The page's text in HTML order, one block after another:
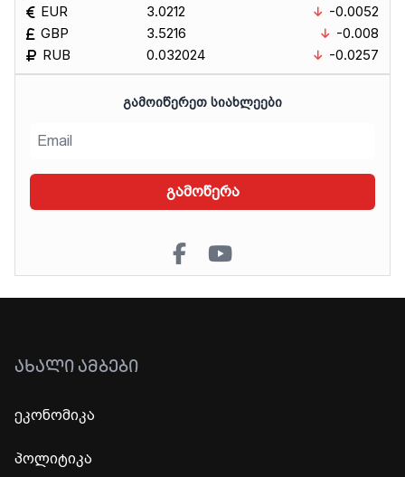
EUR
GBP
RUB
3.0212
3.5216
0.032024
-0.0052
-0.008
-0.0257
ᲒᲐᲛᲝᲘᲬᲔᲠᲔᲗ ᲡᲘᲐᲮᲚᲔᲔᲑᲘ
გამოწერა
ᲐᲮᲐᲚᲘ ᲐᲛᲑᲔᲑᲘ
ეკონომიკა
პოლიტიკა